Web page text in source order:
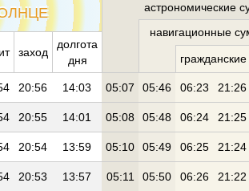
астрономические
навигационные
заход
долгота
дня
гражданские
20:56 14:03 05:07 05:46 06:23 21:26
20:55 14:01 05:08 05:48 06:24 21:25
20:54 13:59 05:10 05:49 06:25 21:24
20:53 13:57 05:11 05:50 06:26 21:22